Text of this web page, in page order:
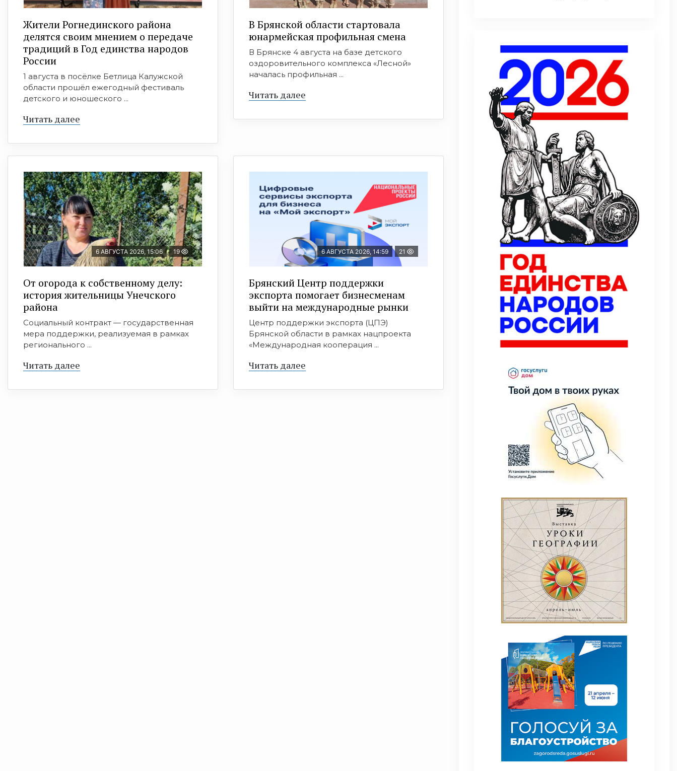
Жители Рогнединского района
делятся своим мнением о передаче
традиций в Год единства народов
России
1 августа в посёлке Бетлица Калужской
области прошёл ежегодный фестиваль
детского и юношеского ...
Читать далее
В Брянской области стартовала
юнармейская профильная смена
В Брянске 4 августа на базе детского
оздоровительного комплекса «Лесной»
началась профильная ...
Читать далее
6 АВГУСТА 2026, 15:06 19
От огорода к собственному делу:
история жительницы Унечского
района
Социальный контракт — государственная
мера поддержки, реализуемая в рамках
регионального ...
Читать далее
6 АВГУСТА 2026, 14:59 21
Брянский Центр поддержки
экспорта помогает бизнесменам
выйти на международные рынки
Центр поддержки экспорта (ЦПЭ)
Брянской области в рамках нацпроекта
«Международная кооперация ...
Читать далее